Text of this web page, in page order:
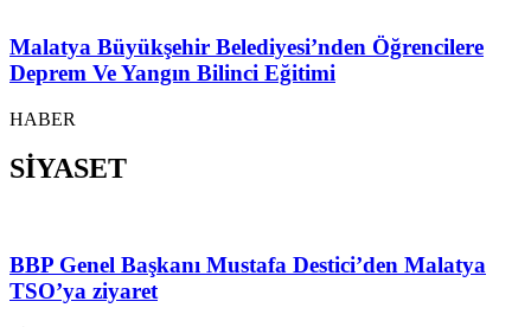
Malatya Büyükşehir Belediyesi’nden Öğrencilere
Deprem Ve Yangın Bilinci Eğitimi
HABER
SİYASET
BBP Genel Başkanı Mustafa Destici’den Malatya
TSO’ya ziyaret